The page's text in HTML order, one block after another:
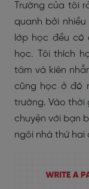
Trường của tôi
quanh bởi
lớp học đều có
học. Tôi thích
tâm và kiên
cũng học ở đó
trường. Vào thời
chuyện với bạn
ngôi nhà thứ hai